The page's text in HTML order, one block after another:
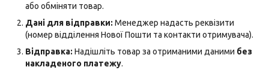
або обміняти товар.
Дані для відправки: Менеджер надасть реквізити
(номер відділення Нової Пошти та контакти отримувача).
Відправка: Надішліть товар за отриманими даними без
накладеного платежу.